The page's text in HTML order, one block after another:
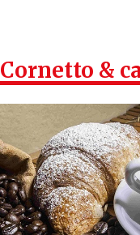
Cornetto &